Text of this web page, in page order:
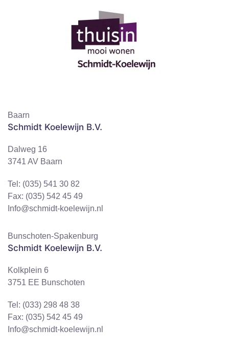
Baarn
Schmidt Koelewijn B.V.
Dalweg 16
3741 AV Baarn
Tel: (035) 541 30 82
Fax: (035) 542 45 49
Info@schmidt-koelewijn.nl
Bunschoten-Spakenburg
Schmidt Koelewijn B.V.
Kolkplein 6
3751 EE Bunschoten
Tel: (033) 298 48 38
Fax: (035) 542 45 49
Info@schmidt-koelewijn.nl